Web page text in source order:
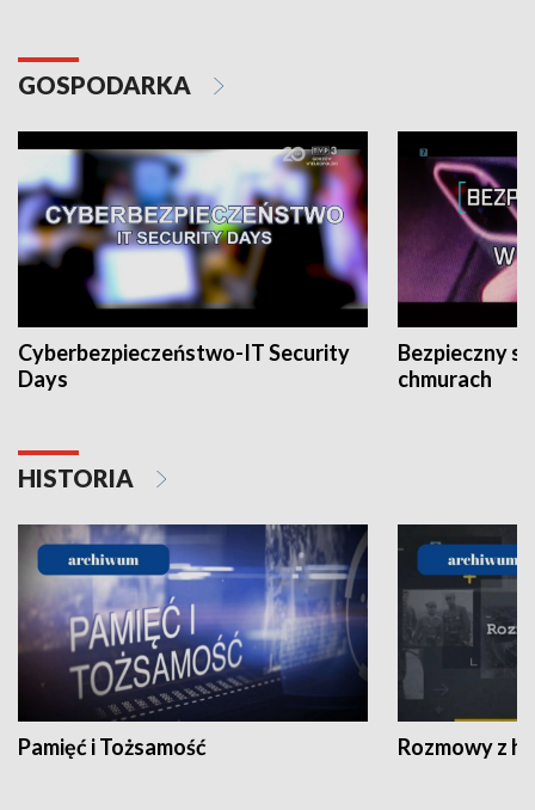
GOSPODARKA
Cyberbezpieczeństwo-IT Security
Days
Bezpieczny
chmurach
HISTORIA
Pamięć i Tożsamość Rozmowy z